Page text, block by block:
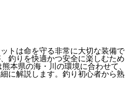
トは命を守る非常に大切な装備で
釣りを快適かつ安全に楽しむため
本県の海・川の環境に合わせて、
に解説します。釣り初心者から熟